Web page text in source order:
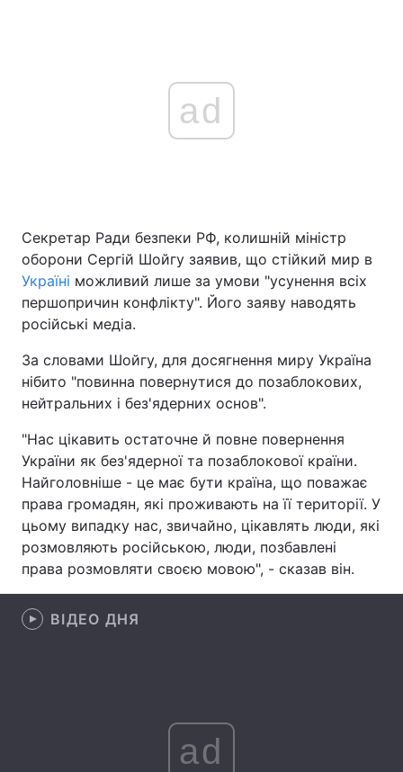
Головна Війна
Україна Політика
Спорт Наука
Зброя Інциденти
Здоров'я Туризм
Цікавинки Погода
Лонгріди
Думки
Вакансії
ad
Секретар Ради безпеки РФ, колишній міністр
оборони Сергій Шойгу заявив, що стійкий мир в
Україні можливий лише за умови "усунення всіх
першопричин конфлікту". Його заяву наводять
російські медіа.
За словами Шойгу, для досягнення миру Україна
нібито "повинна повернутися до позаблокових,
нейтральних і без'ядерних основ".
"Нас цікавить остаточне й повне повернення
України як без'ядерної та позаблокової країни.
Найголовніше - це має бути країна, що поважає
права громадян, які проживають на її території. У
цьому випадку нас, звичайно, цікавлять люди, які
розмовляють російською, люди, позбавлені
права розмовляти своєю мовою", - сказав він.
ВІДЕО ДНЯ
ad